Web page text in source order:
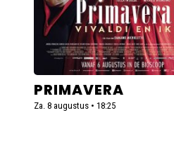
PRIMAVERA
Za. 8 augustus • 18:25